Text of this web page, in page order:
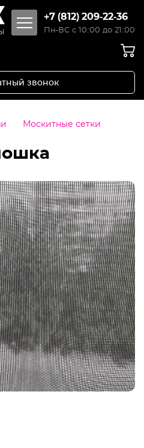
+7 (812) 209-22-36
Пн-ВС с 10:00 до 21:00
звонок
Москитные сетки